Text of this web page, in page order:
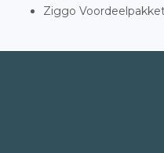
Ziggo